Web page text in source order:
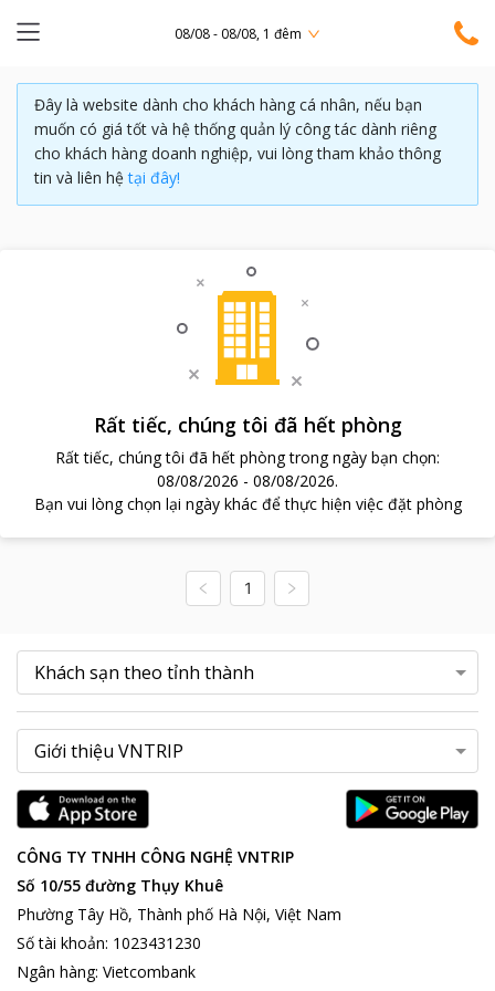
08/08 - 08/08, 1 đêm
Đây là website dành cho khách hàng cá nhân, nếu bạn
muốn có giá tốt và hệ thống quản lý công tác dành riêng
cho khách hàng doanh nghiệp, vui lòng tham khảo thông
tin và liên hệ tại đây!
Rất tiếc, chúng tôi đã hết phòng
Rất tiếc, chúng tôi đã hết phòng trong ngày bạn chọn:
08/08/2026 - 08/08/2026.
Bạn vui lòng chọn lại ngày khác để thực hiện việc đặt phòng
1
CÔNG TY TNHH CÔNG NGHỆ VNTRIP
Số 10/55 đường Thụy Khuê
Phường Tây Hồ, Thành phố Hà Nội, Việt Nam
Số tài khoản: 1023431230
Ngân hàng: Vietcombank